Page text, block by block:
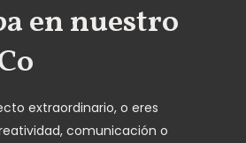
en nuestro
extraordinario, o eres
comunicación o